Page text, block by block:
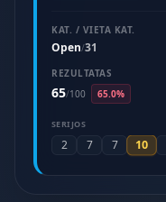
KAT. / VIETA KAT.
Open/31
REZULTATAS
65/100 65.0%
SERIJOS
2 7 7 10